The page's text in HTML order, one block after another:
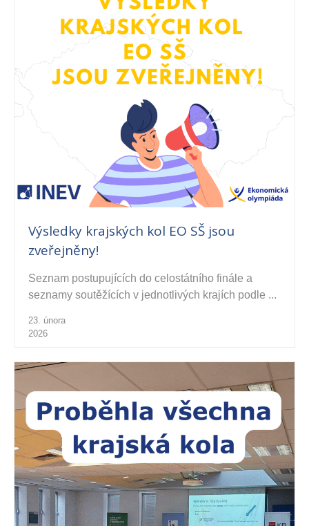
Výsledky krajských kol EO SŠ jsou
zveřejněny!
Seznam postupujících do celostátního finále a
seznamy soutěžících v jednotlivých krajích podle ...
23. února
2026